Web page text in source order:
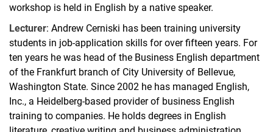
workshop is held in English by a native speaker.
Lecturer: Andrew Cerniski has been training university
students in job-application skills for over fifteen years. For
ten years he was head of the Business English department
of the Frankfurt branch of City University of Bellevue,
Washington State. Since 2002 he has managed English,
Inc., a Heidelberg-based provider of business English
training to companies. He holds degrees in English